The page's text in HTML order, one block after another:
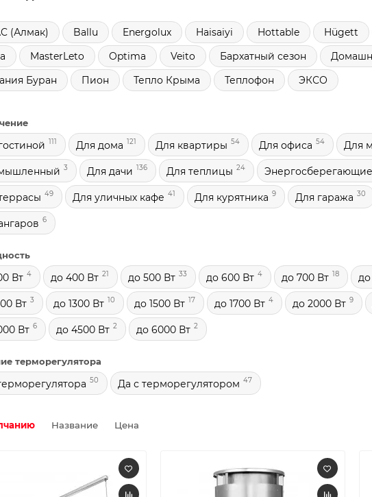
(Алмак) Ballu Energolux Haisaiyi Hottable Hügett
MasterLeto Optima Veito Бархатный сезон
Буран
Пион Тепло Крыма Теплофон ЭКСО
111 Для дома 121 Для квартиры 54 Для офиса 54 Для
3 Для дачи 136 Для теплицы 24 Энергосберегающие
49 Для уличных кафе 41 Для курятника 9 Для гаража 30
6
Вт 4 до 400 Вт 21 до 500 Вт 33 до 600 Вт 4 до 700 Вт 18
Вт 3 до 1300 Вт 10 до 1500 Вт 17 до 1700 Вт 4 до 2000 Вт 9
Вт 6 до 4500 Вт 2 до 6000 Вт 2
терморегулятора
50 Да с терморегулятором 47
Название Цена